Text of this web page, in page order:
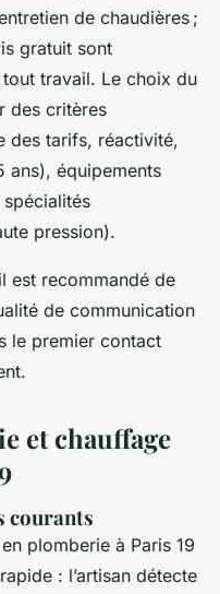
de chaudières ;
gratuit sont
travail. Le choix du
des critères
des tarifs, réactivité,
ans), équipements
pression).
est recommandé de
de communication
le premier contact
et chauffage
courants
en plomberie à Paris 19
: l’artisan détecte